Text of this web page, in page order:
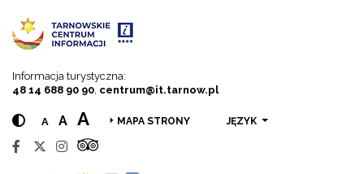
Informacja turystyczna:
48 14 688 90 90 centrum@it.tarnow.pl
A A A MAPA STRONY JĘZYK